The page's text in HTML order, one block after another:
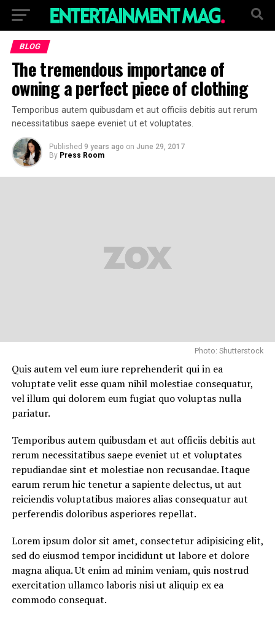
BLOG
The tremendous importance of
owning a perfect piece of clothing
Temporibus autem quibusdam et aut officiis debitis aut rerum
necessitatibus saepe eveniet ut et voluptates.
Published 9 years ago on June 29, 2017
By Press Room
Photo: Shutterstock
Quis autem vel eum iure reprehenderit qui in ea
voluptate velit esse quam nihil molestiae consequatur,
vel illum qui dolorem eum fugiat quo voluptas nulla
pariatur.
Temporibus autem quibusdam et aut officiis debitis aut
rerum necessitatibus saepe eveniet ut et voluptates
repudiandae sint et molestiae non recusandae. Itaque
earum rerum hic tenetur a sapiente delectus, ut aut
reiciendis voluptatibus maiores alias consequatur aut
perferendis doloribus asperiores repellat.
Lorem ipsum dolor sit amet, consectetur adipisicing elit,
sed do eiusmod tempor incididunt ut labore et dolore
magna aliqua. Ut enim ad minim veniam, quis nostrud
exercitation ullamco laboris nisi ut aliquip ex ea
commodo consequat.